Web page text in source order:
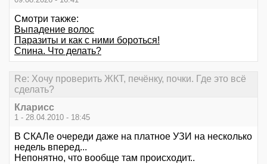
Смотри также:
Выпадение волос
Паразиты и как с ними бороться!
Спина. Что делать?
Re: Хочу проверить ЖКТ, печёнку, почки. Где это всё
сделать?
Кларисс
1 - 28.04.2010 - 18:45
В СКАЛе очереди даже на платное УЗИ на несколько
недель вперед...
Непонятно, что вообще там происходит..